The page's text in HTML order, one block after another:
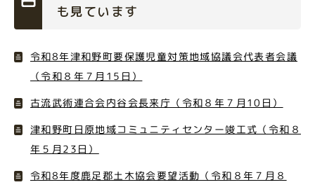
も見ています
令和8年津和野町要保護児童対策地域協議会代表者会議
（令和８年７月15日）
古流武術連合会内谷会長来庁（令和８年７月10日）
津和野町日原地域コミュニティセンター竣工式（令和８
年５月23日）
令和8年度鹿足郡土木協会要望活動（令和８年７月８